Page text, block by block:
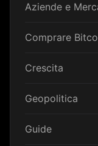
Aziende e
Comprare
Crescita
Geopolitica
Guide